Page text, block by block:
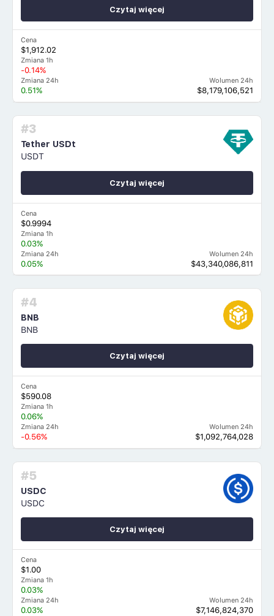
Cena
$1,912.02
Zmiana 1h
-0.14%
Zmiana 24h
0.51%
Wolumen 24h
$8,179,106,521
Czytaj więcej
#3
Tether USDt
USDT
Cena
$0.9994
Zmiana 1h
0.03%
Zmiana 24h
0.05%
Wolumen 24h
$43,340,086,811
Czytaj więcej
#4
BNB
BNB
Cena
$590.08
Zmiana 1h
0.06%
Zmiana 24h
-0.56%
Wolumen 24h
$1,092,764,028
Czytaj więcej
#5
USDC
USDC
Cena
$1.00
Zmiana 1h
0.03%
Zmiana 24h
0.03%
Wolumen 24h
$7,146,824,370
Czytaj więcej